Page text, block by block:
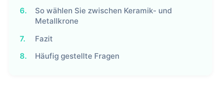
6.
So wählen Sie zwischen Keramik- und
Metallkrone
7.
Fazit
8.
Häufig gestellte Fragen